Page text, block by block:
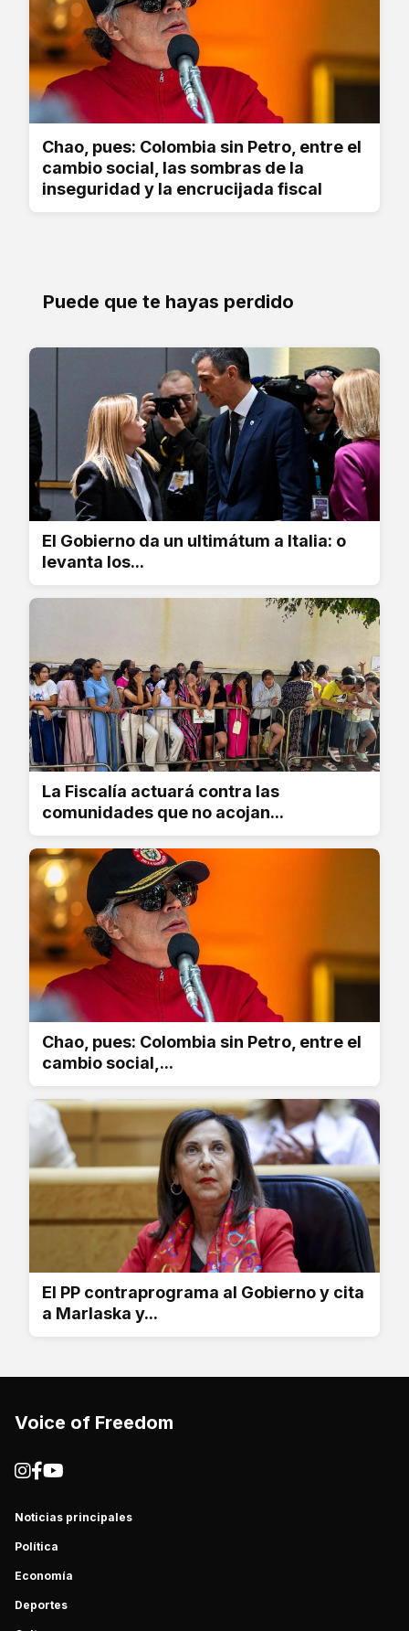
Chao, pues: Colombia sin Petro, entre el
cambio social, las sombras de la
inseguridad y la encrucijada fiscal
Puede que te hayas perdido
El Gobierno da un ultimátum a Italia: o
levanta los...
La Fiscalía actuará contra las
comunidades que no acojan...
Chao, pues: Colombia sin Petro, entre el
cambio social,...
El PP contraprograma al Gobierno y cita
a Marlaska y...
Voice of Freedom
Noticias principales
Política
Economía
Deportes